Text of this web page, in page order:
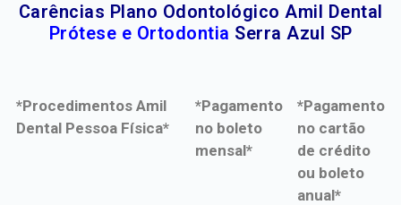
Carências Plano Odontológico Amil Dental
Prótese e Ortodontia Serra Azul SP
*Procedimentos Amil
Dental Pessoa Física*
*Pagamento
no boleto
mensal*
*Pagamento
no cartão
de crédito
ou boleto
anual*